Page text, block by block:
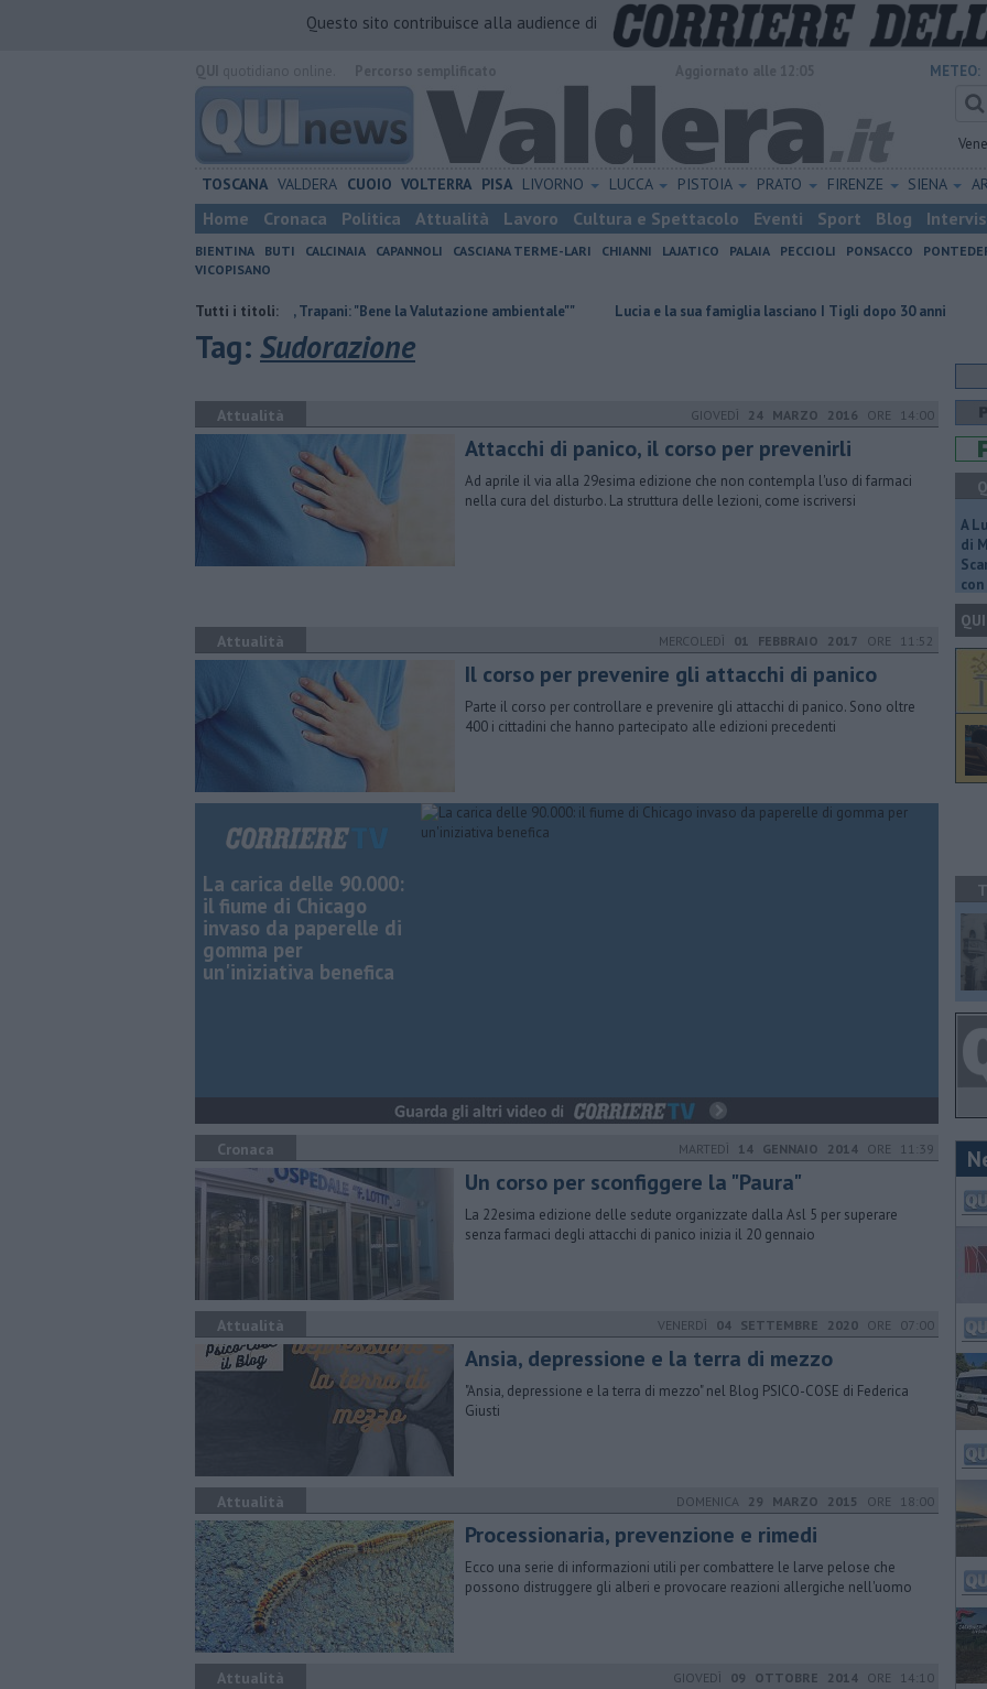
Questo sito contribuisce alla audience di
METEO:
TOSCANA VALDERA CUOIO VOLTERRA PISA LIVORNO LUCCA PISTOIA PRATO FIRENZE SIENA
Home Cronaca Politica Attualità Lavoro Cultura e Spettacolo Eventi Sport Blog
BIENTINA BUTI CALCINAIA CAPANNOLI CASCIANA TERME-LARI CHIANNI LAJATICO PALAIA PECCIOLI PONSACCO
VICOPISANO
Tutti i titoli:
Agrivoltaico in Val di Cava, Trapani: "Bene la Valutazione ambientale"" Lucia e la sua famiglia lasciano I Tigli dopo 30 anni L'assessore
Tag: Sudorazione
Attualità GIOVEDÌ 24 MARZO 2016 ORE 14:00
Attacchi di panico, il corso per prevenirli
Ad aprile il via alla 29esima edizione che non contempla l'uso di farmaci
nella cura del disturbo. La struttura delle lezioni, come iscriversi
Attualità MERCOLEDÌ 01 FEBBRAIO 2017 ORE 11:52
Il corso per prevenire gli attacchi di panico
Parte il corso per controllare e prevenire gli attacchi di panico. Sono oltre
400 i cittadini che hanno partecipato alle edizioni precedenti
La carica delle 90.000:
il fiume di Chicago
invaso da paperelle di
gomma per
un'iniziativa benefica
Cronaca MARTEDÌ 14 GENNAIO 2014 ORE 11:39
Un corso per sconfiggere la "Paura"
La 22esima edizione delle sedute organizzate dalla Asl 5 per superare
senza farmaci degli attacchi di panico inizia il 20 gennaio
Attualità VENERDÌ 04 SETTEMBRE 2020 ORE 07:00
Ansia, depressione e la terra di mezzo
"Ansia, depressione e la terra di mezzo" nel Blog PSICO-COSE di Federica
Giusti
Attualità DOMENICA 29 MARZO 2015 ORE 18:00
Processionaria, prevenzione e rimedi
Ecco una serie di informazioni utili per combattere le larve pelose che
possono distruggere gli alberi e provocare reazioni allergiche nell'uomo
Attualità GIOVEDÌ 09 OTTOBRE 2014 ORE 14:10
A
di
QUI